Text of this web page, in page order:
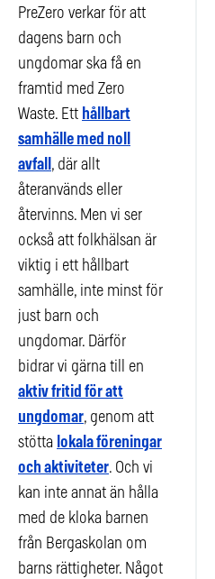
PreZero verkar för att
dagens barn och
ungdomar ska få en
framtid med Zero
Waste. Ett hållbart
samhälle med noll
avfall , där allt
återanvänds eller
återvinns. Men vi ser
också att folkhälsan är
viktig i ett hållbart
samhälle, inte minst för
just barn och
ungdomar. Därför
bidrar vi gärna till en
aktiv fritid för att
ungdomar, genom att
stötta lokala föreningar
och aktiviteter. Och vi
kan inte annat än hålla
med de kloka barnen
från Bergaskolan om
barns rättigheter. Något